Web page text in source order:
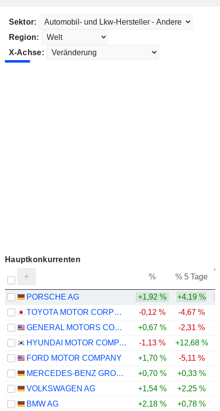
Sektor:
Region:
X-Achse:
Hauptkonkurrenten
% % 5 Tage
PORSCHE AG +1,92 % +4,19 %
TOYOTA MOTOR CORPORATION
-0,12 % -4,67 %
GENERAL MOTORS COMPANY
+0,67 % -2,31 %
HYUNDAI MOTOR COMPANY
-1,13 % +12,68 %
FORD MOTOR COMPANY
+1,70 % -5,11 %
MERCEDES-BENZ GROUP AG
+0,70 % +0,33 %
VOLKSWAGEN AG
+1,54 % +2,25 %
BMW AG
+2,18 % +0,78 %